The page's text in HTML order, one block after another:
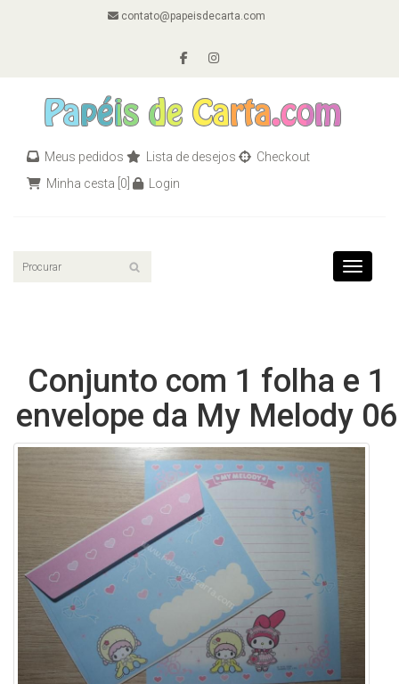
contato@papeisdecarta.com
Meus pedidos Lista de desejos
Checkout
Minha cesta [0] Login
Toggle
Conjunto com 1 folha e 1
envelope da My Melody 06